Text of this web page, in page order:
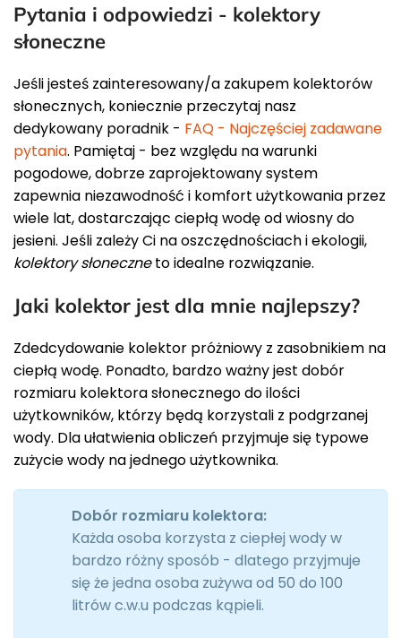
Pytania i odpowiedzi - kolektory
słoneczne
Jeśli jesteś zainteresowany/a zakupem kolektorów
słonecznych, koniecznie przeczytaj nasz
dedykowany poradnik - FAQ - Najczęściej zadawane
pytania. Pamiętaj - bez względu na warunki
pogodowe, dobrze zaprojektowany system
zapewnia niezawodność i komfort użytkowania przez
wiele lat, dostarczając ciepłą wodę od wiosny do
jesieni. Jeśli zależy Ci na oszczędnościach i ekologii,
kolektory słoneczneto idealne rozwiązanie.
Jaki kolektor jest dla mnie najlepszy?
Zdedcydowanie kolektor próżniowy z zasobnikiem na
ciepłą wodę. Ponadto, bardzo ważny jest dobór
rozmiaru kolektora słonecznego do ilości
użytkowników, którzy będą korzystali z podgrzanej
wody. Dla ułatwienia obliczeń przyjmuje się typowe
zużycie wody na jednego użytkownika.
Dobór rozmiaru kolektora:
Każda osoba korzysta z ciepłej wody w
bardzo różny sposób - dlatego przyjmuje
się że jedna osoba zużywa od 50 do 100
litrów c.w.u podczas kąpieli.